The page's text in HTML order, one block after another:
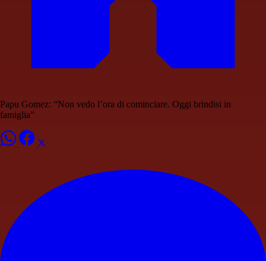
Papu Gomez: “Non vedo l’ora di cominciare. Oggi brindisi in
famiglia”